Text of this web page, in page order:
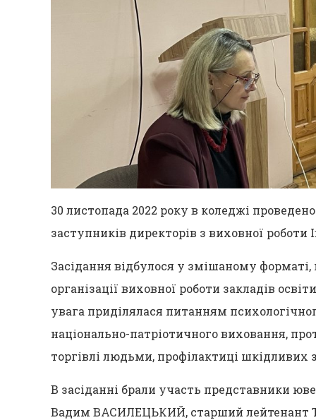
30 листопада 2022 року в коледжі
заступників директорів з виховної роботи
Засідання відбулося у змішаному
організації виховної роботи закладів
увага приділялася питанням
національно-патріотичного виховання,
торгівлі людьми, профілактиці шкідливих
В засіданні брали участь представники
Вадим ВАСИЛЕЦЬКИЙ, старший лейтенант